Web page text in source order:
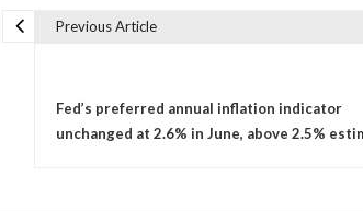
Previous Article
Fed’s preferred annual inflation indicator
unchanged at 2.6% in June, above 2.5%